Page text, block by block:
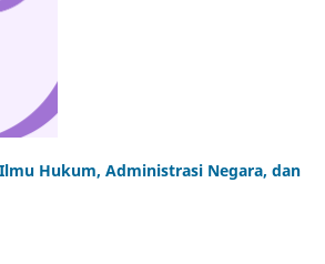
Hukum, Administrasi Negara, dan